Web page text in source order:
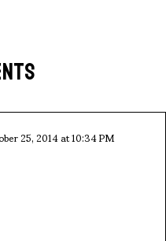
25, 2014 at 10:34 PM